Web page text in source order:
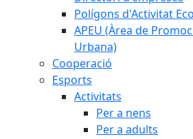
Polígons d'Activitat
APEU (Àrea de
Urbana)
Cooperació
Esports
Activitats
Per a nens
Per a adults